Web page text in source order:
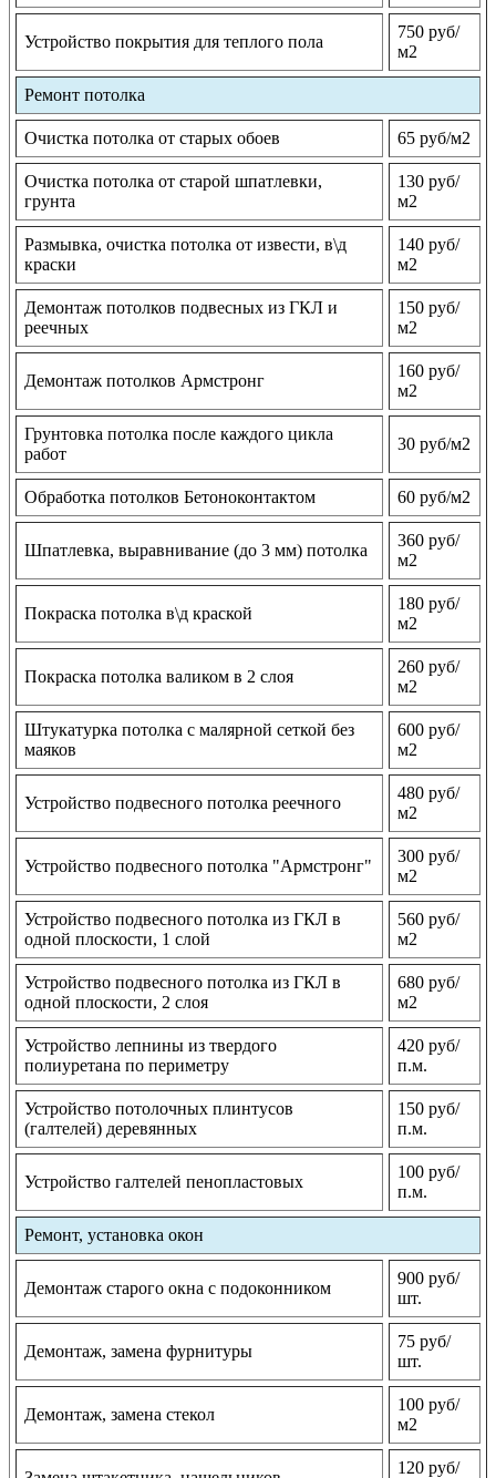
Устройство покрытия для теплого пола
750 руб/
м2
Ремонт потолка
Очистка потолка от старых обоев 65 руб/м2
Очистка потолка от старой шпатлевки,
грунта
130 руб/
м2
Размывка, очистка потолка от извести, в\д
краски
140 руб/
м2
Демонтаж потолков подвесных из ГКЛ и
реечных
150 руб/
м2
Демонтаж потолков Армстронг
160 руб/
м2
Грунтовка потолка после каждого цикла
работ
30 руб/м2
Обработка потолков Бетоноконтактом 60 руб/м2
Шпатлевка, выравнивание (до 3 мм) потолка
360 руб/
м2
Покраска потолка в\д краской
180 руб/
м2
Покраска потолка валиком в 2 слоя
260 руб/
м2
Штукатурка потолка с малярной сеткой без
маяков
600 руб/
м2
Устройство подвесного потолка реечного
480 руб/
м2
Устройство подвесного потолка "Армстронг"
300 руб/
м2
Устройство подвесного потолка из ГКЛ в
одной плоскости, 1 слой
560 руб/
м2
Устройство подвесного потолка из ГКЛ в
одной плоскости, 2 слоя
680 руб/
м2
Устройство лепнины из твердого
полиуретана по периметру
420 руб/
п.м.
Устройство потолочных плинтусов
(галтелей) деревянных
150 руб/
п.м.
Устройство галтелей пенопластовых
100 руб/
п.м.
Ремонт, установка окон
Демонтаж старого окна с подоконником
900 руб/
шт.
Демонтаж, замена фурнитуры
75 руб/
шт.
Демонтаж, замена стекол
100 руб/
м2
120 руб/